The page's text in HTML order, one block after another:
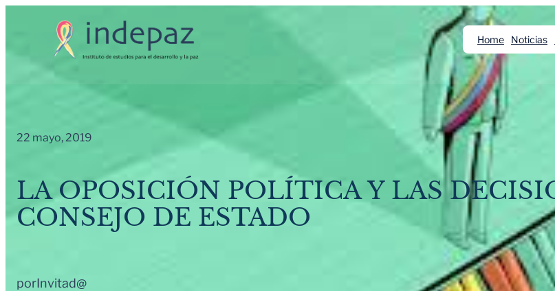
Home Noticias
22 mayo, 2019
LA OPOSICIÓN POLÍTICA Y LAS
CONSEJO DE ESTADO
porInvitad@